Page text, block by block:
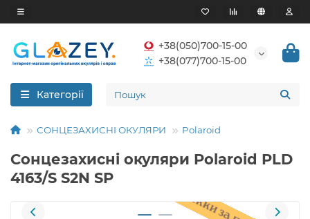
+38(050)700-15-00
+38(077)700-15-00
Категорії
СОНЦЕЗАХИСНІ ОКУЛЯРИ Polaroid
Сонцезахисні окуляри Polaroid PLD
4163/S S2N SP